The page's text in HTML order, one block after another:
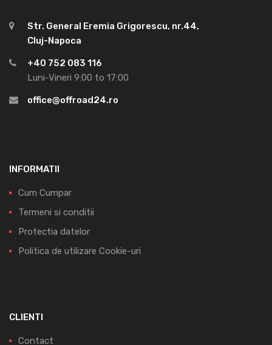
Str. General Eremia Grigorescu, nr.44,
Cluj-Napoca
+40 752 083 116
Luni-Vineri 9:00 to 17:00
office@offroad24.ro
INFORMATII
Cum Cumpar
Termeni si conditii
Protectia datelor
Politica de utilizare Cookie-uri
CLIENTI
Contact